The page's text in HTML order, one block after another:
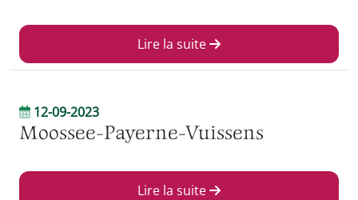
Lire la suite
12-09-2023
Moossee-Payerne-Vuissens
Lire la suite